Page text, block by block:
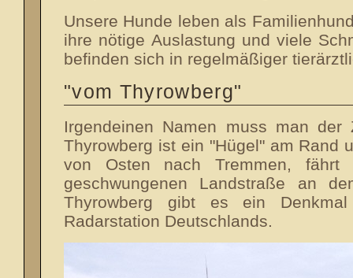
Unsere Hunde leben als
ihre nötige Auslastung und viele
befinden sich in regelmäßiger
"vom Thyrowberg"
Irgendeinen Namen muss man
Thyrowberg ist ein "Hügel" am Rand
von Osten nach Tremmen,
geschwungenen Landstraße an
Thyrowberg gibt es ein
Radarstation Deutschlands.